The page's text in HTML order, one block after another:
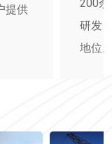
提供
200
研发
地位